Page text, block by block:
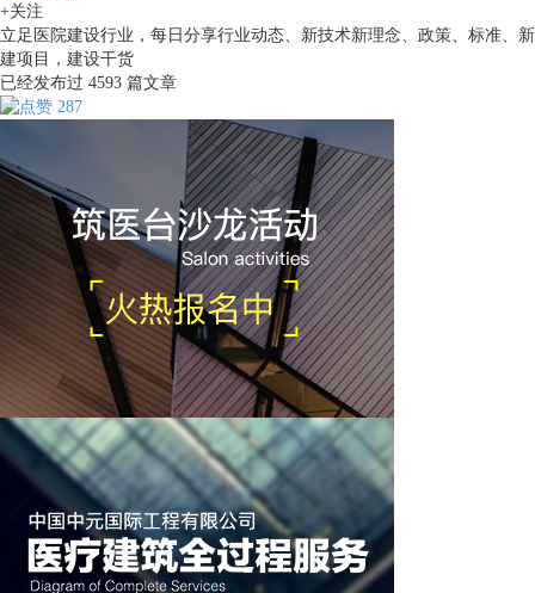
+关注
立足医院建设行业，每日分享行业动态、新技术新理念、政策、标准、新
建项目，建设干货
已经发布过 4593 篇文章
287